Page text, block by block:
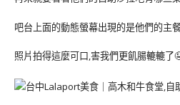
吧台上面的動態螢幕出現的是他們的主
照片拍得這麼可口,害我們更飢腸轆轆了